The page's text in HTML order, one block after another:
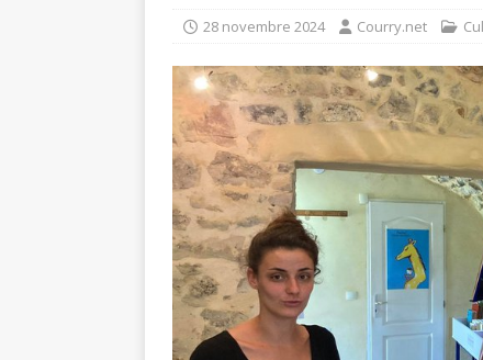
28 novembre 2024 Courry.net